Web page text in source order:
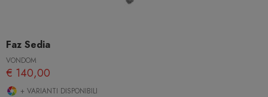
Faz Sedia
VONDOM
€ 140,00
+ VARIANTI DISPONIBILI